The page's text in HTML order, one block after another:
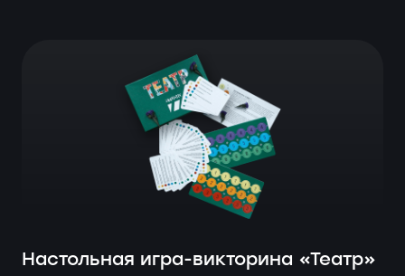
Настольная игра-викторина «Театр»